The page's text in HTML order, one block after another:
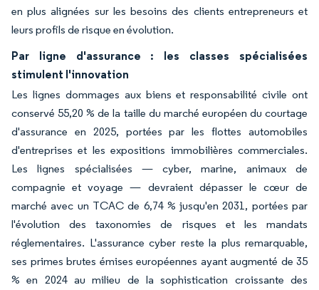
en plus alignées sur les besoins des clients entrepreneurs et
leurs profils de risque en évolution.
Par ligne d'assurance : les classes spécialisées
stimulent l'innovation
Les lignes dommages aux biens et responsabilité civile ont
conservé 55,20 % de la taille du marché européen du courtage
d'assurance en 2025, portées par les flottes automobiles
d'entreprises et les expositions immobilières commerciales.
Les lignes spécialisées — cyber, marine, animaux de
compagnie et voyage — devraient dépasser le cœur de
marché avec un TCAC de 6,74 % jusqu'en 2031, portées par
l'évolution des taxonomies de risques et les mandats
réglementaires. L'assurance cyber reste la plus remarquable,
ses primes brutes émises européennes ayant augmenté de 35
% en 2024 au milieu de la sophistication croissante des